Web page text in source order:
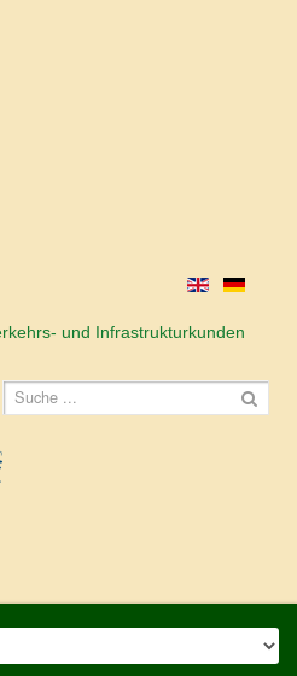
und Infrastrukturkunden